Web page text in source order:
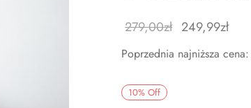
279,00zł 249,99zł
Poprzednia najniższa
10% Off